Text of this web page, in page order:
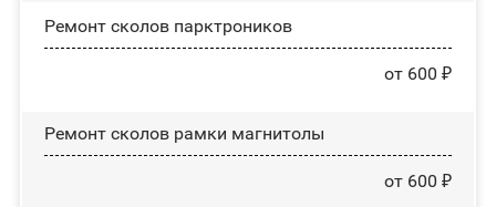
Ремонт сколов парктроников
от 600 ₽
Ремонт сколов рамки магнитолы
от 600 ₽